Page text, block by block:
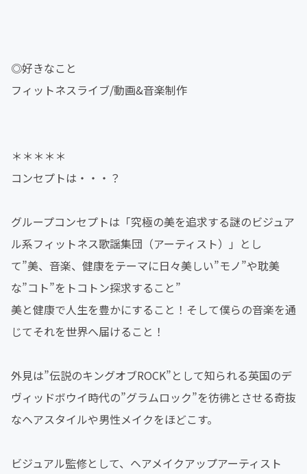
◎好きなこと
フィットネスライブ/動画&音楽制作
＊＊＊＊＊
コンセプトは・・・？
グループコンセプトは「究極の美を追求する謎のビジュア
ル系フィットネス歌謡集団（アーティスト）」とし
て”美、音楽、健康をテーマに日々美しい”モノ”や耽美
な”コト”をトコトン探求すること”
美と健康で人生を豊かにすること！そして僕らの音楽を通
じてそれを世界へ届けること！
外見は”伝説のキングオブROCK”として知られる英国のデ
ヴィッドボウイ時代の”グラムロック”を彷彿とさせる奇抜
なヘアスタイルや男性メイクをほどこす。
ビジュアル監修として、ヘアメイクアップアーティスト